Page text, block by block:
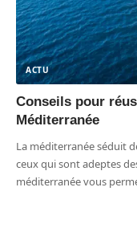
ACTU
Conseils pour
Méditerranée
La méditerranée séduit
ceux qui sont adeptes
méditerranée vous